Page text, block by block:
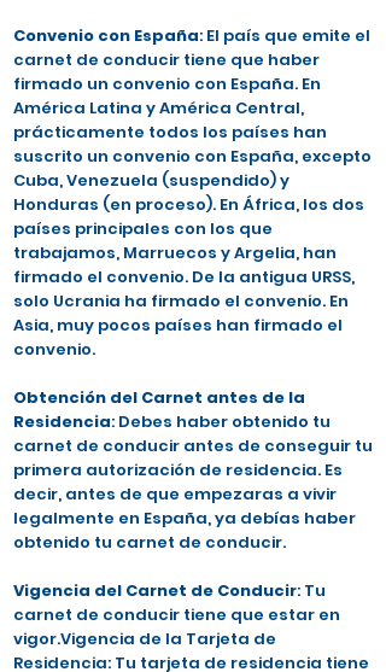
Convenio con España: El país que emite el
carnet de conducir tiene que haber
firmado un convenio con España. En
América Latina y América Central,
prácticamente todos los países han
suscrito un convenio con España, excepto
Cuba, Venezuela (suspendido) y
Honduras (en proceso). En África, los dos
países principales con los que
trabajamos, Marruecos y Argelia, han
firmado el convenio. De la antigua URSS,
solo Ucrania ha firmado el convenio. En
Asia, muy pocos países han firmado el
convenio.
Obtención del Carnet antes de la
Residencia: Debes haber obtenido tu
carnet de conducir antes de conseguir tu
primera autorización de residencia. Es
decir, antes de que empezaras a vivir
legalmente en España, ya debías haber
obtenido tu carnet de conducir.
Vigencia del Carnet de Conducir: Tu
carnet de conducir tiene que estar en
vigor.Vigencia de la Tarjeta de
Residencia: Tu tarjeta de residencia tiene